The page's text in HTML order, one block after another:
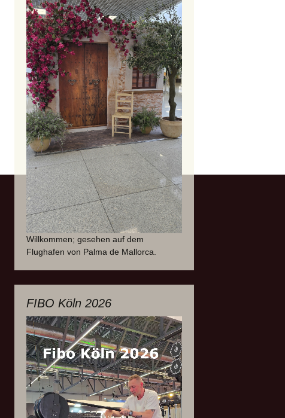
Willkommen; gesehen auf dem
Flughafen von Palma de Mallorca.
FIBO Köln 2026
Video-
Player